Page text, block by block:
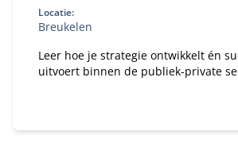
Locatie:
Breukelen
Leer hoe je strategie ontwikkelt én
uitvoert binnen de publiek-private